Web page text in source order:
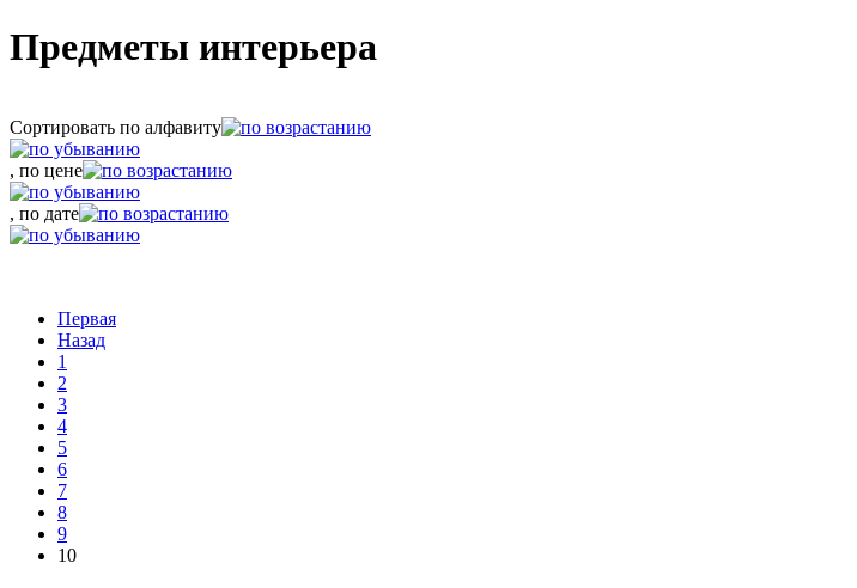
Предметы интерьера
Сортировать по алфавиту
, по цене
, по дате
Первая
Назад
1
2
3
4
5
6
7
8
9
10